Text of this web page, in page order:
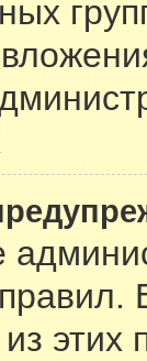
этих